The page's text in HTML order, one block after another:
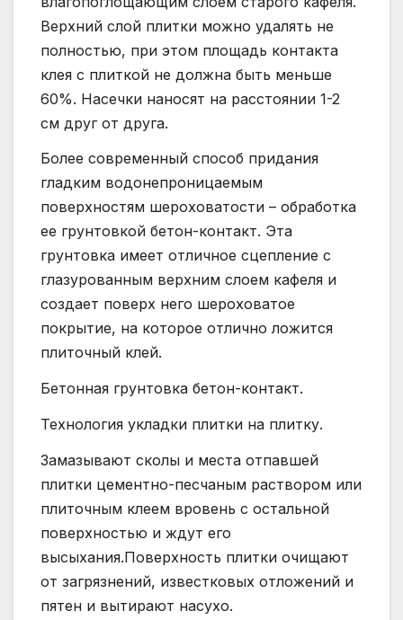
Верхний слой плитки можно удалять не
полностью, при этом площадь контакта
клея с плиткой не должна быть меньше
60%. Насечки наносят на расстоянии 1-2
см друг от друга.
Более современный способ придания
гладким водонепроницаемым
поверхностям шероховатости – обработка
ее грунтовкой бетон-контакт. Эта
грунтовка имеет отличное сцепление с
глазурованным верхним слоем кафеля и
создает поверх него шероховатое
покрытие, на которое отлично ложится
плиточный клей.
Бетонная грунтовка бетон-контакт.
Технология укладки плитки на плитку.
Замазывают сколы и места отпавшей
плитки цементно-песчаным раствором или
плиточным клеем вровень с остальной
поверхностью и ждут его
высыхания.Поверхность плитки очищают
от загрязнений, известковых отложений и
пятен и вытирают насухо.